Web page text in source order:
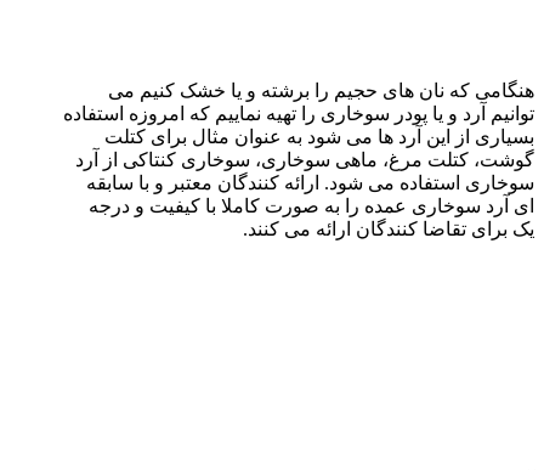
هنگامی که نان های حجیم را برشته و یا خشک کنیم می
توانیم آرد و یا پودر سوخاری را تهیه نماییم که امروزه استفاده
بسیاری از این آرد ها می شود به عنوان مثال برای کتلت
گوشت، کتلت مرغ، ماهی سوخاری، سوخاری کنتاکی از آرد
سوخاری استفاده می شود. ارائه کنندگان معتبر و با سابقه
ای آرد سوخاری عمده را به صورت کاملا با کیفیت و درجه
یک برای تقاضا کنندگان ارائه می کنند.